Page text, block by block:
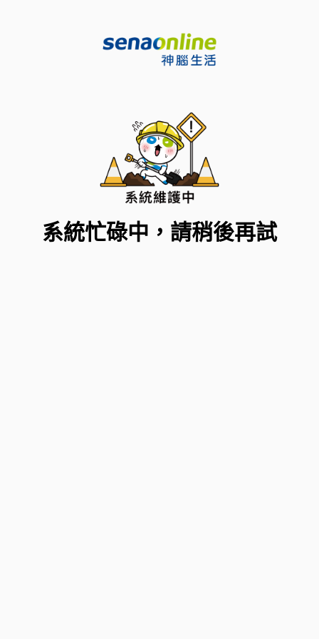
系統忙碌中，請稍後再試